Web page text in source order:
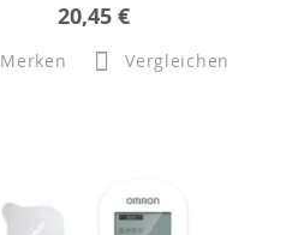
20,45 €
Merken Vergleichen